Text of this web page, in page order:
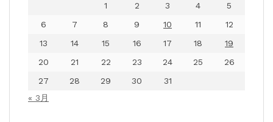
1
2 3 4
5
6
7 8 9 10 11
12
13
14 15 16 17 18
19
20
21 22 23 24 25
26
27
28 29 30
31
« 3月